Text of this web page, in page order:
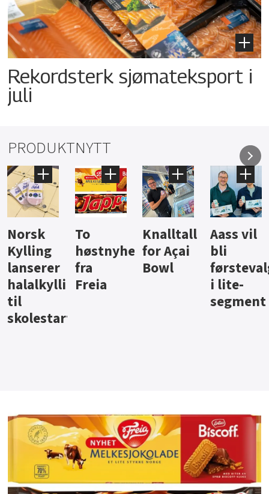
Rekordsterk sjømateksport i
juli
PRODUKTNYTT
Knalltall
for Açai
Bowl
Aass vil
bli
førstevalg
i lite-
Brus og
jus fra
Berentsen
Hard
iste fra
Hansa